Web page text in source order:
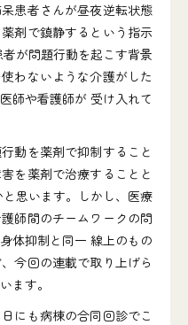
患者さんが昼夜逆転状態
剤で鎮静するという指示
が問題行動を起こす背景
わないような介護がした
師や看護師が 受け入れて
動を薬剤で抑制すること
を薬剤で治療することと
思います。しかし、医療
師間のチームワークの問
体抑制と同一 線上のもの
今回の連載で取り上げら
ます。
にも病棟の合同回診でこ